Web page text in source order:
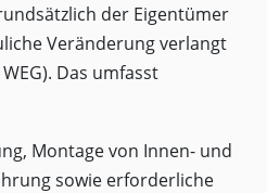
der Eigentümer
Veränderung verlangt
Das umfasst
Montage von Innen- und
sowie erforderliche